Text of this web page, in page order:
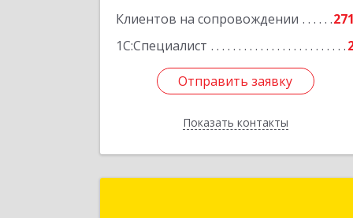
Клиентов на сопровождении
271
1С:Специалист
Отправить заявку
Показать контакты
Отправить заявку
Назад